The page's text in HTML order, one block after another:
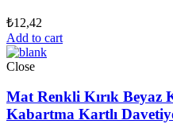
₺12,42
Add to cart
Close
Mat Renkli Kırık Beyaz
Kabartma Kartlı